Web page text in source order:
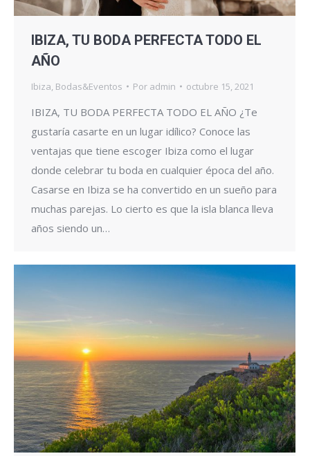
IBIZA, TU BODA PERFECTA TODO EL
AÑO
Ibiza Bodas&Eventos Por admin octubre 15, 2021
IBIZA, TU BODA PERFECTA TODO EL AÑO ¿Te
gustaría casarte en un lugar idílico? Conoce las
ventajas que tiene escoger Ibiza como el lugar
donde celebrar tu boda en cualquier época del año.
Casarse en Ibiza se ha convertido en un sueño para
muchas parejas. Lo cierto es que la isla blanca lleva
años siendo un…